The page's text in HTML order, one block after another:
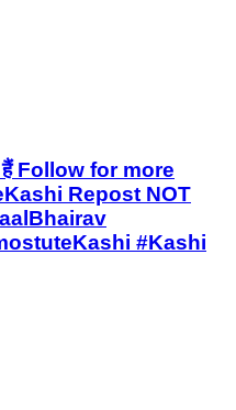
हैं Follow for more
Repost NOT
#Kashi